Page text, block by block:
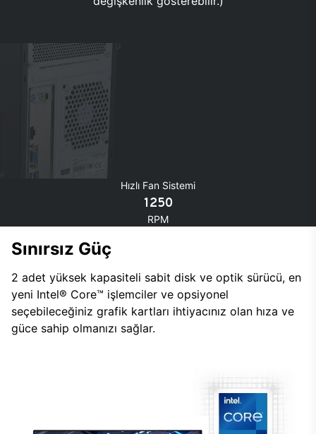
Hızlı Fan Sistemi
1250
RPM
Sınırsız Güç
2 adet yüksek kapasiteli sabit disk ve optik sürücü, en
yeni Intel® Core™ işlemciler ve opsiyonel
seçebileceğiniz grafik kartları ihtiyacınız olan hıza ve
güce sahip olmanızı sağlar.